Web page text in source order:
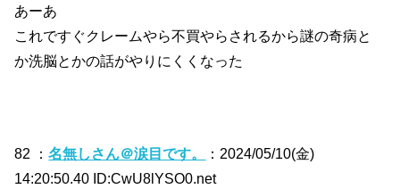
あーあ
これですぐクレームやら不買やらされるから謎の奇病と
か洗脳とかの話がやりにくくなった
82 ：名無しさん＠涙目です。
：2024/05/10(金)
14:20:50.40 ID:CwU8lYSO0.net